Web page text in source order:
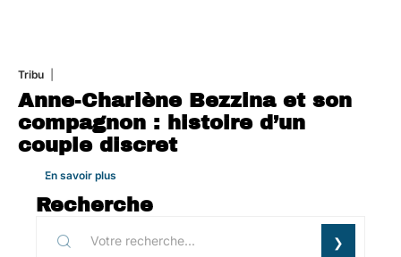
Tribu
Anne-Charlène Bezzina et son
compagnon : histoire d’un
couple discret
En savoir plus
Recherche